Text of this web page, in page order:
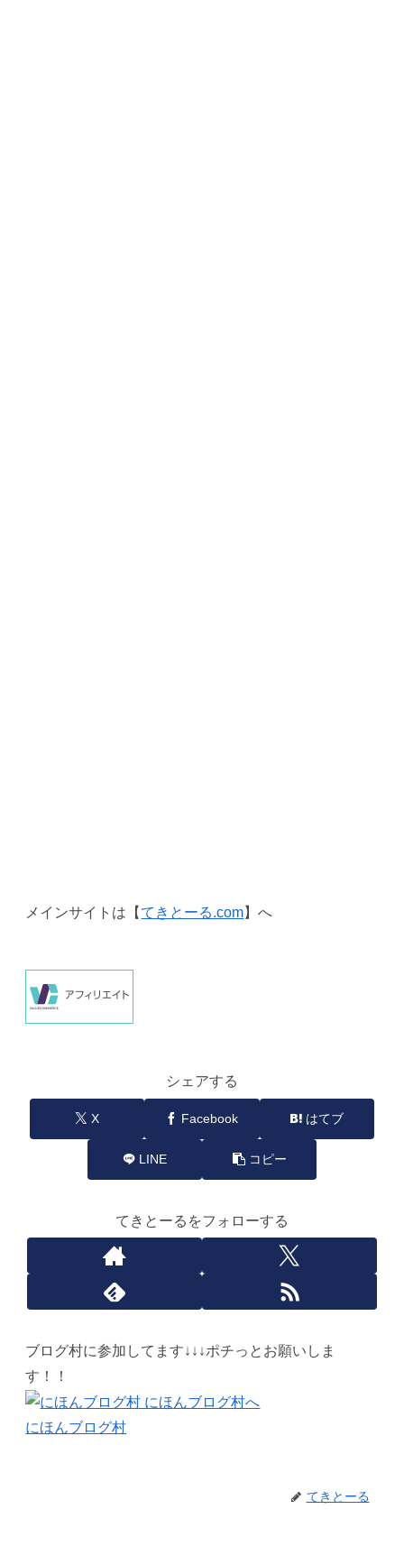
メインサイトは【てきとーる.com】へ
シェアする
X Facebook はてブ
LINE コピー
てきとーるをフォローする
ブログ村に参加してます↓↓↓ポチっとお願いしま
す！！
にほんブログ村
てきとーる